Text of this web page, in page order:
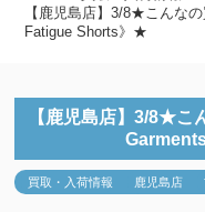
【鹿児島店】3/8★こんな
Fatigue Shorts》★
【鹿児島店】3/8★こ
買取・入荷情報 鹿児島店